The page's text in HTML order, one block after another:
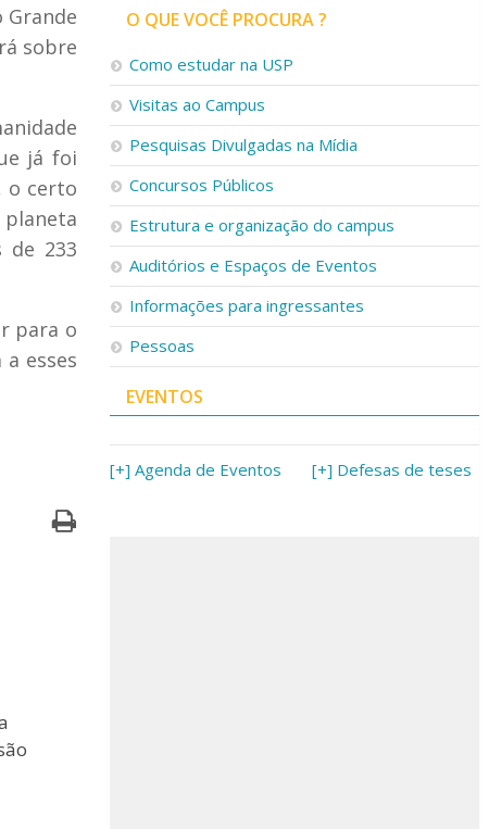
Grande
sobre
já foi
o certo
de 233
para o
esses
O QUE VOCÊ PROCURA ?
Como estudar na USP
Visitas ao Campus
Pesquisas Divulgadas na Mídia
Concursos Públicos
Estrutura e organização do campus
Auditórios e Espaços de Eventos
Informações para ingressantes
Pessoas
EVENTOS
[+] Agenda de Eventos [+] Defesas de teses